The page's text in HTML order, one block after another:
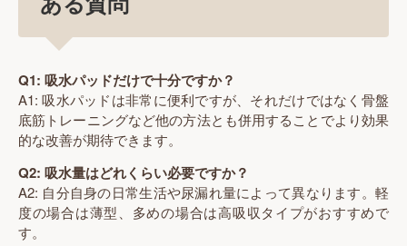
Q1: 吸水パッドだけで十分ですか？
A1: 吸水パッドは非常に便利ですが、それだけではなく骨盤
底筋トレーニングなど他の方法とも併用することでより効果
的な改善が期待できます。
Q2: 吸水量はどれくらい必要ですか？
A2: 自分自身の日常生活や尿漏れ量によって異なります。軽
度の場合は薄型、多めの場合は高吸収タイプがおすすめで
す。